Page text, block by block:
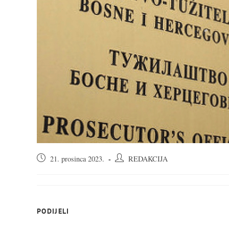
Objava21. prosinca 2023.
AutorREDAKCIJA
PODIJELI